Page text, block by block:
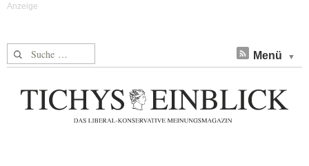
Suche nach: Menü